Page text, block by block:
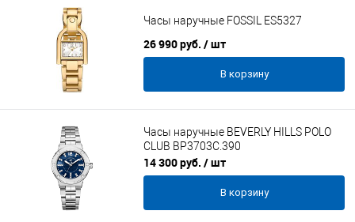
Часы наручные FOSSIL ES5327
26 990 руб. / шт
В корзину
Часы наручные BEVERLY HILLS POLO
CLUB BP3703C.390
14 300 руб. / шт
В корзину